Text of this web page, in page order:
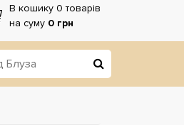
В кошику 0 товарів
на суму 0 грн